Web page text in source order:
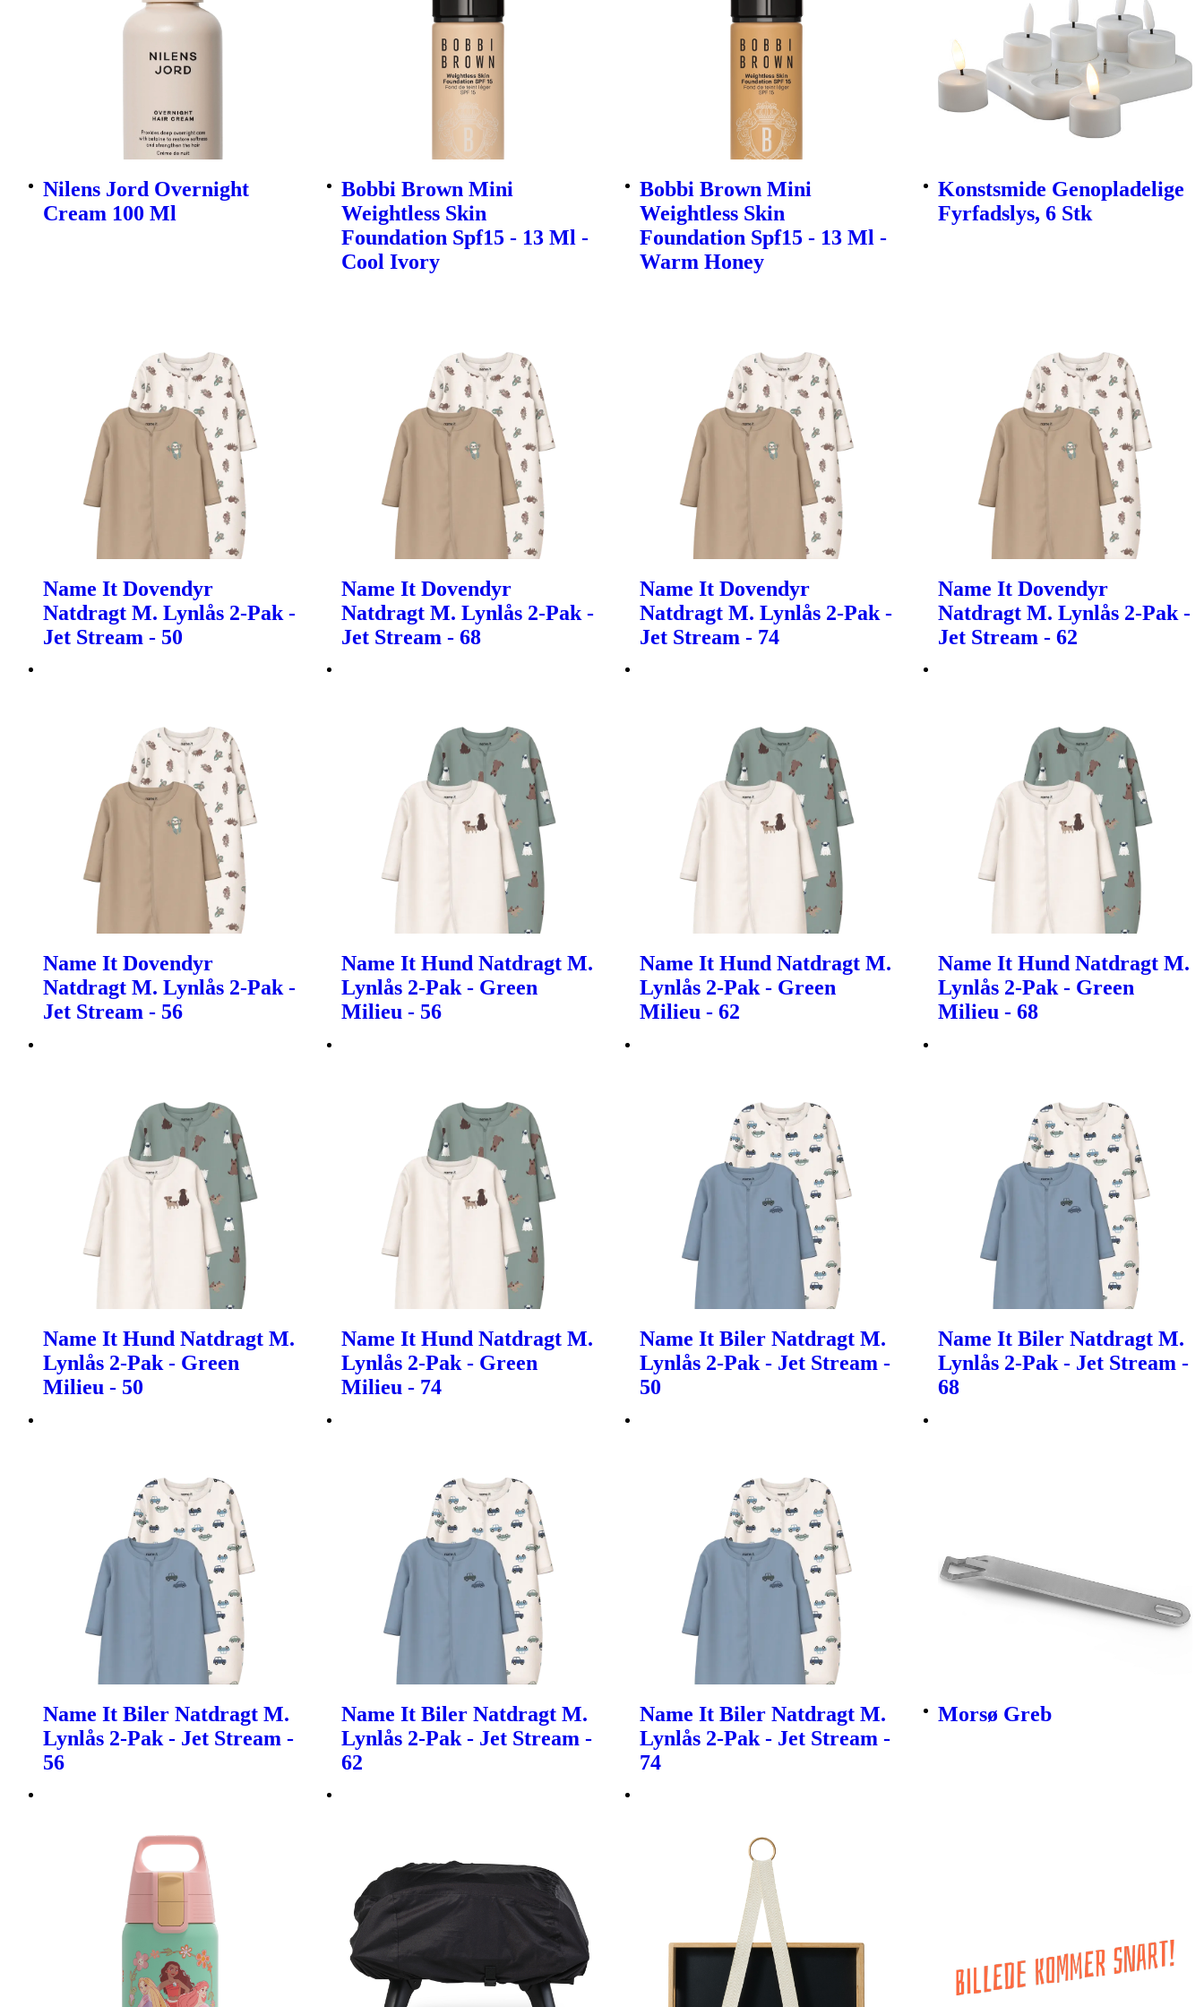
Nilens Jord Overnight
Cream 100 Ml
Bobbi Brown Mini
Weightless Skin
Foundation Spf15 - 13 Ml -
Cool Ivory
Bobbi Brown Mini
Weightless Skin
Foundation Spf15 - 13 Ml -
Warm Honey
Konstsmide Genopladelige
Fyrfadslys, 6 Stk
Name It Dovendyr
Natdragt M. Lynlås 2-Pak -
Jet Stream - 50
Name It Dovendyr
Natdragt M. Lynlås 2-Pak -
Jet Stream - 68
Name It Dovendyr
Natdragt M. Lynlås 2-Pak -
Jet Stream - 74
Name It Dovendyr
Natdragt M. Lynlås 2-Pak -
Jet Stream - 62
Name It Dovendyr
Natdragt M. Lynlås 2-Pak -
Jet Stream - 56
Name It Hund Natdragt M.
Lynlås 2-Pak - Green
Milieu - 56
Name It Hund Natdragt M.
Lynlås 2-Pak - Green
Milieu - 62
Name It Hund Natdragt M.
Lynlås 2-Pak - Green
Milieu - 68
Name It Hund Natdragt M.
Lynlås 2-Pak - Green
Milieu - 50
Name It Hund Natdragt M.
Lynlås 2-Pak - Green
Milieu - 74
Name It Biler Natdragt M.
Lynlås 2-Pak - Jet Stream -
50
Name It Biler Natdragt M.
Lynlås 2-Pak - Jet Stream -
68
Name It Biler Natdragt M.
Lynlås 2-Pak - Jet Stream -
56
Name It Biler Natdragt M.
Lynlås 2-Pak - Jet Stream -
62
Name It Biler Natdragt M.
Lynlås 2-Pak - Jet Stream -
74
Morsø Greb